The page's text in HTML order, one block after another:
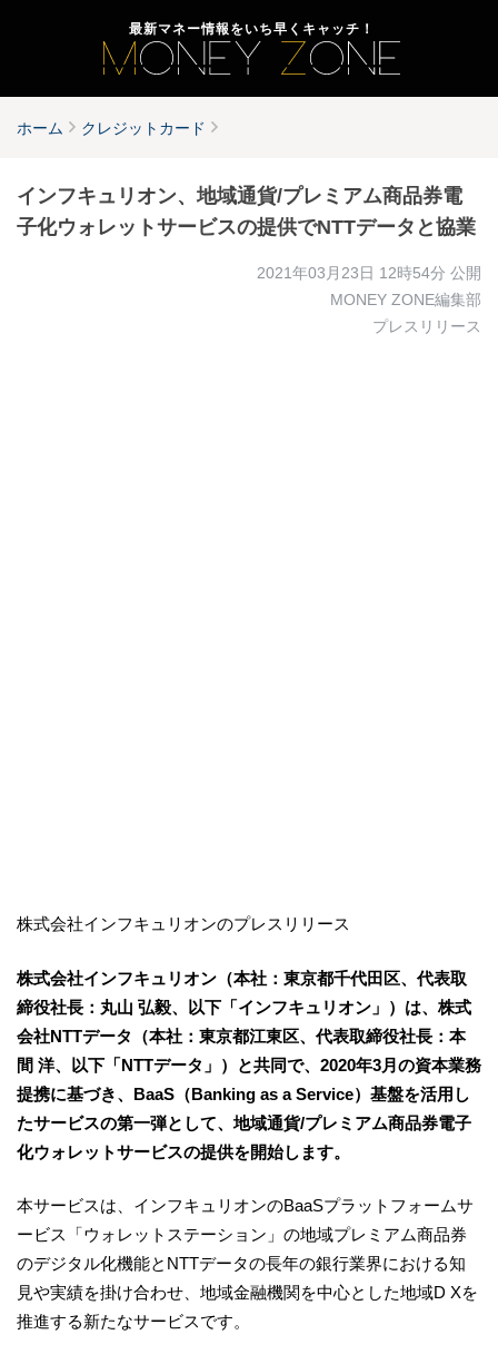
最新マネー情報をいち早くキャッチ！
ホーム クレジットカード
インフキュリオン、地域通貨/プレミアム商品券電
子化ウォレットサービスの提供でNTTデータと協業
2021年03月23日 12時54分 公開
MONEY ZONE編集部
プレスリリース
株式会社インフキュリオンのプレスリリース
株式会社インフキュリオン（本社：東京都千代田区、代表取
締役社長：丸山 弘毅、以下「インフキュリオン」）は、株式
会社NTTデータ（本社：東京都江東区、代表取締役社長：本
間 洋、以下「NTTデータ」）と共同で、2020年3月の資本業務
提携に基づき、BaaS（Banking as a Service）基盤を活用し
たサービスの第一弾として、地域通貨/プレミアム商品券電子
化ウォレットサービスの提供を開始します。
本サービスは、インフキュリオンのBaaSプラットフォームサ
ービス「ウォレットステーション」の地域プレミアム商品券
のデジタル化機能とNTTデータの長年の銀行業界における知
見や実績を掛け合わせ、地域金融機関を中心とした地域D Xを
推進する新たなサービスです。